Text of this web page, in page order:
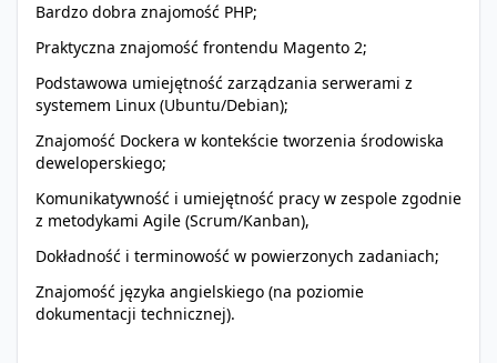
Bardzo dobra znajomość PHP;
Praktyczna znajomość frontendu Magento 2;
Podstawowa umiejętność zarządzania serwerami z
systemem Linux (Ubuntu/Debian);
Znajomość Dockera w kontekście tworzenia środowiska
deweloperskiego;
Komunikatywność i umiejętność pracy w zespole zgodnie
z metodykami Agile (Scrum/Kanban),
Dokładność i terminowość w powierzonych zadaniach;
Znajomość języka angielskiego (na poziomie
dokumentacji technicznej).